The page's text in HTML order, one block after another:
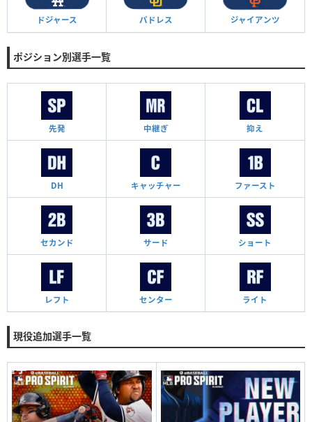
ドジャース パドレス ジャイアンツ
ポジション別選手一覧
先発 中継ぎ 抑え
DH キャッチャー ファースト
セカンド サード ショート
レフト センター ライト
現役追加選手一覧